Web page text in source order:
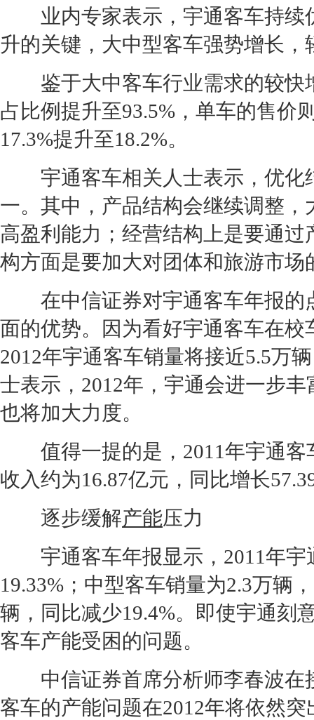
业内专家表示，宇通客车持续
升的关键，大中型客车强势增长，
鉴于大中客车行业需求的较快
占比例提升至93.5%，单车的售价
17.3%提升至18.2%。
宇通客车相关人士表示，优化
一。其中，产品结构会继续调整
高盈利能力；经营结构上是要通
构方面是要加大对团体和旅游市场
在中信证券对宇通客车年报的
面的优势。因为看好宇通客车在
2012年宇通客车销量将接近5.5万
士表示，2012年，宇通会进一步
也将加大力度。
值得一提的是，2011年宇通客
收入约为16.87亿元，同比增长
逐步缓解产能压力
宇通客车年报显示，2011年宇
19.33%；中型客车销量为2.3万辆
辆，同比减少19.4%。即使宇通刻
客车产能受困的问题。
中信证券首席分析师李春波在
客车的产能问题在2012年将依然